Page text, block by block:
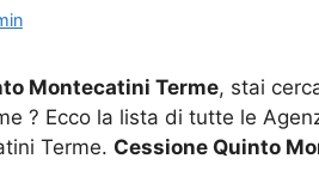
Montecatini Terme, stai
? Ecco la lista di tutte le
Terme. Cessione Quinto